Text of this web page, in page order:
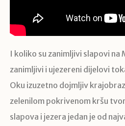
I koliko su zanimljivi slapovi na
zanimljivi i ujezereni dijelovi
Oku izuzetno dojmljiv
zelenilom pokrivenom kršu
slapova i jezera jedan je od